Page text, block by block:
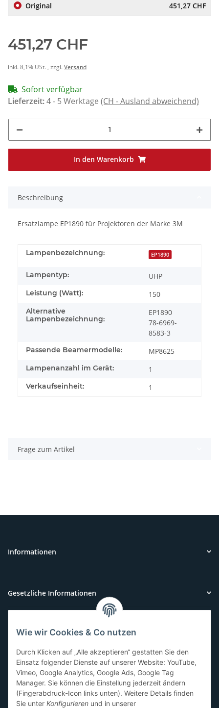
Original 451,27 CHF
451,27 CHF
inkl. 8,1% USt. , zzgl.Versand
Sofort verfügbar
Lieferzeit:4 - 5 Werktage (CH - Ausland abweichend)
In den Warenkorb
Beschreibung
Ersatzlampe EP1890 für Projektoren der Marke 3M
Lampenbezeichnung: EP1890
Lampentyp: UHP
Leistung (Watt): 150
Alternative
Lampenbezeichnung:
EP1890
78-6969-
8583-3
Passende Beamermodelle: MP8625
Lampenanzahl im Gerät: 1
Verkaufseinheit: 1
Frage zum Artikel
Informationen
Gesetzliche Informationen
Kundenservice
Sie benötigen Hilfe oder haben Fragen?
071-5355993
service@beamerlampe24.ch
Wie wir Cookies & Co nutzen
Durch Klicken auf „Alle akzeptieren“ gestatten Sie den
Einsatz folgender Dienste auf unserer Website: YouTube,
Vimeo, Google Analytics, Google Ads, Google Tag
Manager. Sie können die Einstellung jederzeit ändern
(Fingerabdruck-Icon links unten). Weitere Details finden
Sie unter Konfigurieren und in unserer